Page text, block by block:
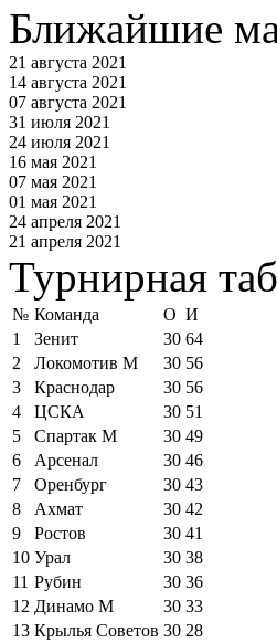
Ближайшие
21 августа 2021
14 августа 2021
07 августа 2021
31 июля 2021
24 июля 2021
16 мая 2021
07 мая 2021
01 мая 2021
24 апреля 2021
21 апреля 2021
Турнирная
№ Команда О И
1
Зенит 30 64
2
Локомотив М 30 56
3
Краснодар 30 56
4
ЦСКА 30 51
5
Спартак М 30 49
6
Арсенал 30 46
7
Оренбург 30 43
8
Ахмат 30 42
9
Ростов 30 41
10 Урал 30 38
11 Рубин 30 36
12 Динамо М 30 33
13 Крылья Советов 30 28